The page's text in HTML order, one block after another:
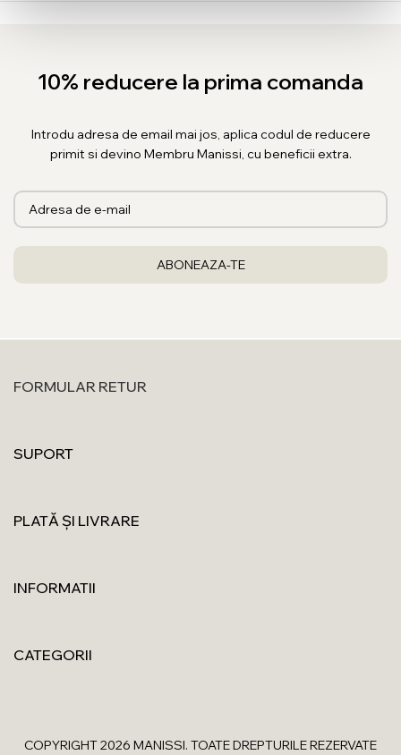
10% reducere la prima comanda
Introdu adresa de email mai jos, aplica codul de reducere
primit si devino Membru Manissi, cu beneficii extra.
FORMULAR RETUR
SUPORT
PLATĂ ȘI LIVRARE
INFORMATII
CATEGORII
COPYRIGHT 2026 MANISSI. TOATE DREPTURILE REZERVATE